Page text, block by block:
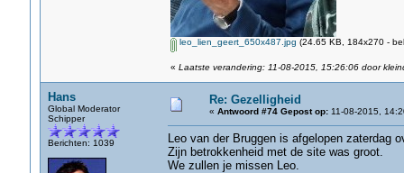
leo_lien_geert_650x487.jpg (24.65 KB, 184x270 -
« Laatste verandering: 11-08-2015, 15:26:06 door
Hans
Global Moderator
Schipper
Berichten: 1039
Re: Gezelligheid
« Antwoord #74 Gepost op:11-08-2015,
Leo van der Bruggen is afgelopen zaterdag
Zijn betrokkenheid met de site was groot.
We zullen je missen Leo.